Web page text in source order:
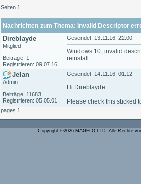
Seiten 1
Nachrichten zum Thema: Invalid Descriptor
Direblayde
Mitglied
Beiträge: 1
Registrieren: 09.07.16
Gesendet: 13.11.16, 22:00
Windows 10, invalid
reinstall
Jelan
Admin
Beiträge: 11683
Registrieren: 05.05.01
Gesendet: 14.11.16, 01:12
Hi Direblayde
Please check this sticked
pages 1
Copyright ©2026 MAGELO LTD. Alle Rechte